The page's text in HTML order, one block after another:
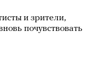
и зрители,
почувствовать